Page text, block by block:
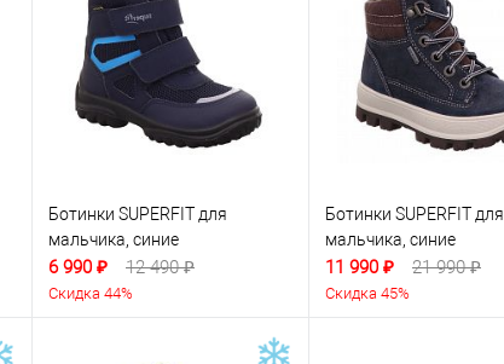
Ботинки SUPERFIT для
мальчика, синие
6 990 ₽ 12 490 ₽
Скидка 44%
Ботинки SUPERFIT для
мальчика, синие
11 990 ₽ 21 990 ₽
Скидка 45%